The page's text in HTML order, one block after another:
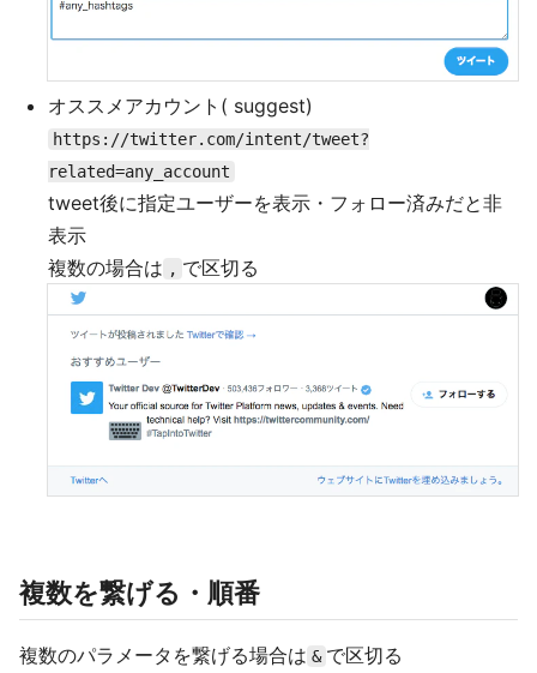
オススメアカウント( suggest)
https://twitter.com/intent/tweet?
related=any_account
tweet後に指定ユーザーを表示・フォロー済みだと非
表示
複数の場合は , で区切る
複数を繋げる・順番
複数のパラメータを繋げる場合は & で区切る